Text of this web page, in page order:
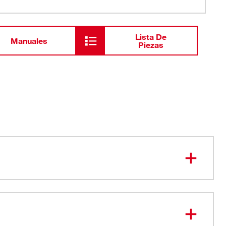
Manuales
Lista De
Piezas